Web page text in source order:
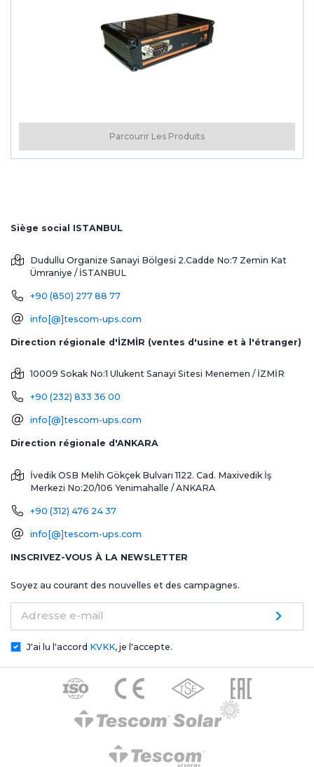
Parcourir Les Produits
Siège social ISTANBUL
Dudullu Organize Sanayi Bölgesi 2.Cadde No:7 Zemin Kat
Ümraniye / İSTANBUL
+90 (850) 277 88 77
info[@]tescom-ups.com
Direction régionale d'İZMİR (ventes d'usine et à l'étranger)
10009 Sokak No:1 Ulukent Sanayi Sitesi Menemen / İZMİR
+90 (232) 833 36 00
info[@]tescom-ups.com
Direction régionale d'ANKARA
İvedik OSB Melih Gökçek Bulvarı 1122. Cad. Maxivedik İş
Merkezi No:20/106 Yenimahalle / ANKARA
+90 (312) 476 24 37
info[@]tescom-ups.com
INSCRIVEZ-VOUS À LA NEWSLETTER
Soyez au courant des nouvelles et des campagnes.
Adresse e-mail
J'ai lu l'accord KVKK, je l'accepte.